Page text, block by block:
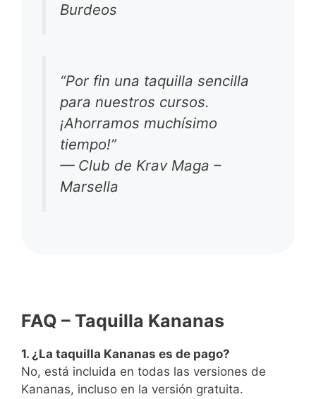
Burdeos
“Por fin una taquilla sencilla
para nuestros cursos.
¡Ahorramos muchísimo
tiempo!”
— Club de Krav Maga –
Marsella
FAQ – Taquilla Kananas
1. ¿La taquilla Kananas es de pago?
No, está incluida en todas las versiones de
Kananas, incluso en la versión gratuita.